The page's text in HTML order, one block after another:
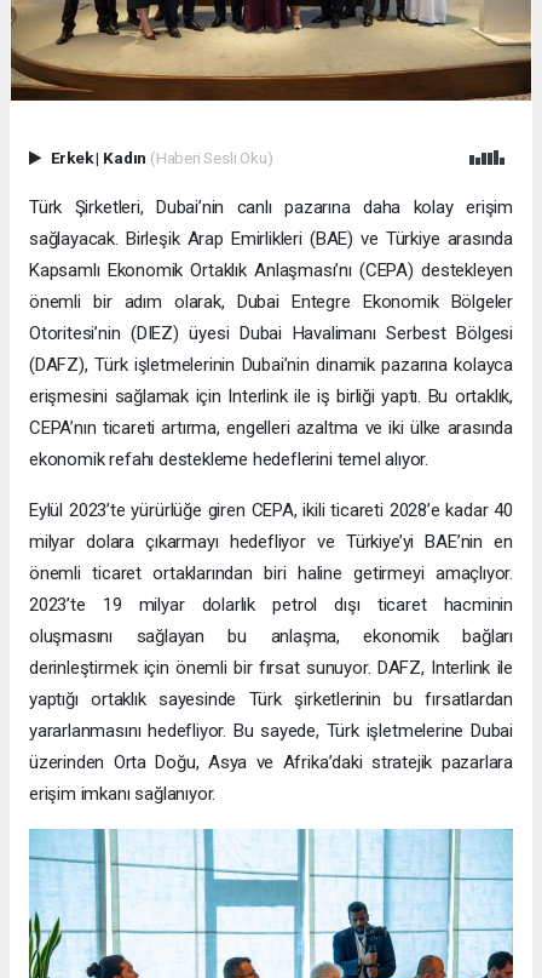
Erkek| Kadın (Haberi Sesli Oku)
Türk Şirketleri, Dubai’nin canlı pazarına daha kolay erişim
sağlayacak. Birleşik Arap Emirlikleri (BAE) ve Türkiye arasında
Kapsamlı Ekonomik Ortaklık Anlaşması’nı (CEPA) destekleyen
önemli bir adım olarak, Dubai Entegre Ekonomik Bölgeler
Otoritesi’nin (DIEZ) üyesi Dubai Havalimanı Serbest Bölgesi
(DAFZ), Türk işletmelerinin Dubai’nin dinamik pazarına kolayca
erişmesini sağlamak için Interlink ile iş birliği yaptı. Bu ortaklık,
CEPA’nın ticareti artırma, engelleri azaltma ve iki ülke arasında
ekonomik refahı destekleme hedeflerini temel alıyor.
Eylül 2023’te yürürlüğe giren CEPA, ikili ticareti 2028’e kadar 40
milyar dolara çıkarmayı hedefliyor ve Türkiye’yi BAE’nin en
önemli ticaret ortaklarından biri haline getirmeyi amaçlıyor.
2023’te 19 milyar dolarlık petrol dışı ticaret hacminin
oluşmasını sağlayan bu anlaşma, ekonomik bağları
derinleştirmek için önemli bir fırsat sunuyor. DAFZ, Interlink ile
yaptığı ortaklık sayesinde Türk şirketlerinin bu fırsatlardan
yararlanmasını hedefliyor. Bu sayede, Türk işletmelerine Dubai
üzerinden Orta Doğu, Asya ve Afrika’daki stratejik pazarlara
erişim imkanı sağlanıyor.